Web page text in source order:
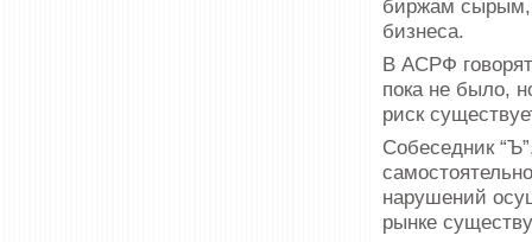
биржам сырым,
бизнеса.
В АСРФ
пока не было,
риск
Собеседник
нарушений
рынке